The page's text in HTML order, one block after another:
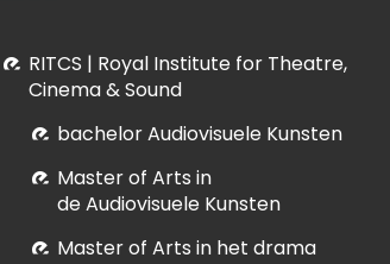
RITCS | Royal Institute for Theatre,
Cinema & Sound
bachelor Audiovisuele Kunsten
Master of Arts in
de Audiovisuele Kunsten
Master of Arts in het drama